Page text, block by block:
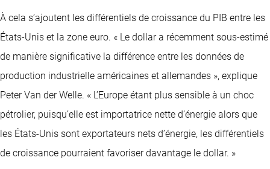
À cela s’ajoutent les différentiels de croissance du PIB entre les
États-Unis et la zone euro. « Le dollar a récemment sous-estimé
de manière significative la différence entre les données de
production industrielle américaines et allemandes », explique
Peter Van der Welle. « L’Europe étant plus sensible à un choc
pétrolier, puisqu’elle est importatrice nette d’énergie alors que
les États-Unis sont exportateurs nets d’énergie, les différentiels
de croissance pourraient favoriser davantage le dollar. »